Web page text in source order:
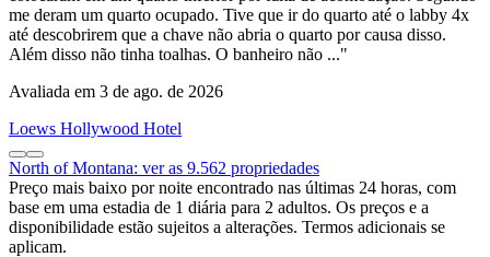
me deram um quarto ocupado. Tive que ir do quarto até o labby 4x
até descobrirem que a chave não abria o quarto por causa disso.
Além disso não tinha toalhas. O banheiro não ..."
Avaliada em 3 de ago. de 2026
Loews Hollywood Hotel
North of Montana: ver as 9.562 propriedades
Preço mais baixo por noite encontrado nas últimas 24 horas, com
base em uma estadia de 1 diária para 2 adultos. Os preços e a
disponibilidade estão sujeitos a alterações. Termos adicionais se
aplicam.